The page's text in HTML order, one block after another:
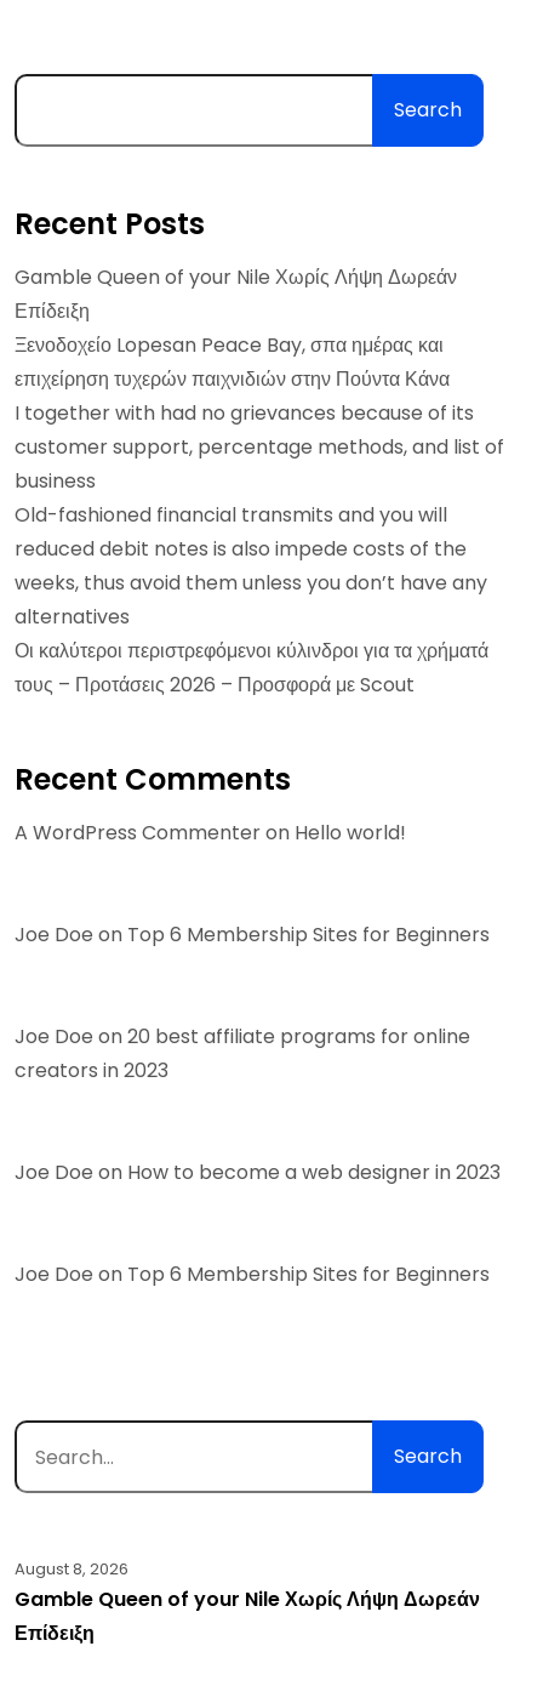
Search
Recent Posts
Gamble Queen of your Nile Χωρίς Λήψη Δωρεάν
Επίδειξη
Ξενοδοχείο Lopesan Peace Bay, σπα ημέρας και
επιχείρηση τυχερών παιχνιδιών στην Πούντα Κάνα
I together with had no grievances because of its
customer support, percentage methods, and list of
business
Old-fashioned financial transmits and you will
reduced debit notes is also impede costs of the
weeks, thus avoid them unless you don’t have any
alternatives
Οι καλύτεροι περιστρεφόμενοι κύλινδροι για τα χρήματά
τους – Προτάσεις 2026 – Προσφορά με Scout
Recent Comments
A WordPress Commenteron Hello world!
Joe Doe on Top 6 Membership Sites for Beginners
Joe Doe on20 best affiliate programs for online
creators in 2023
Joe Doe on How to become a web designer in 2023
Joe Doe on Top 6 Membership Sites for Beginners
Search
August 8, 2026
Gamble Queen of your Nile Χωρίς Λήψη Δωρεάν
Επίδειξη